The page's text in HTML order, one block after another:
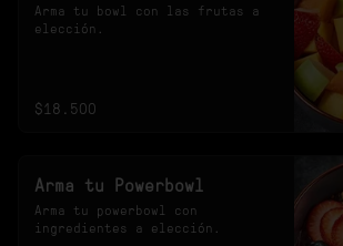
Arma tu bowl con las frutas a
elección.
$18.500
Arma tu Powerbowl
Arma tu powerbowl con
ingredientes a elección.